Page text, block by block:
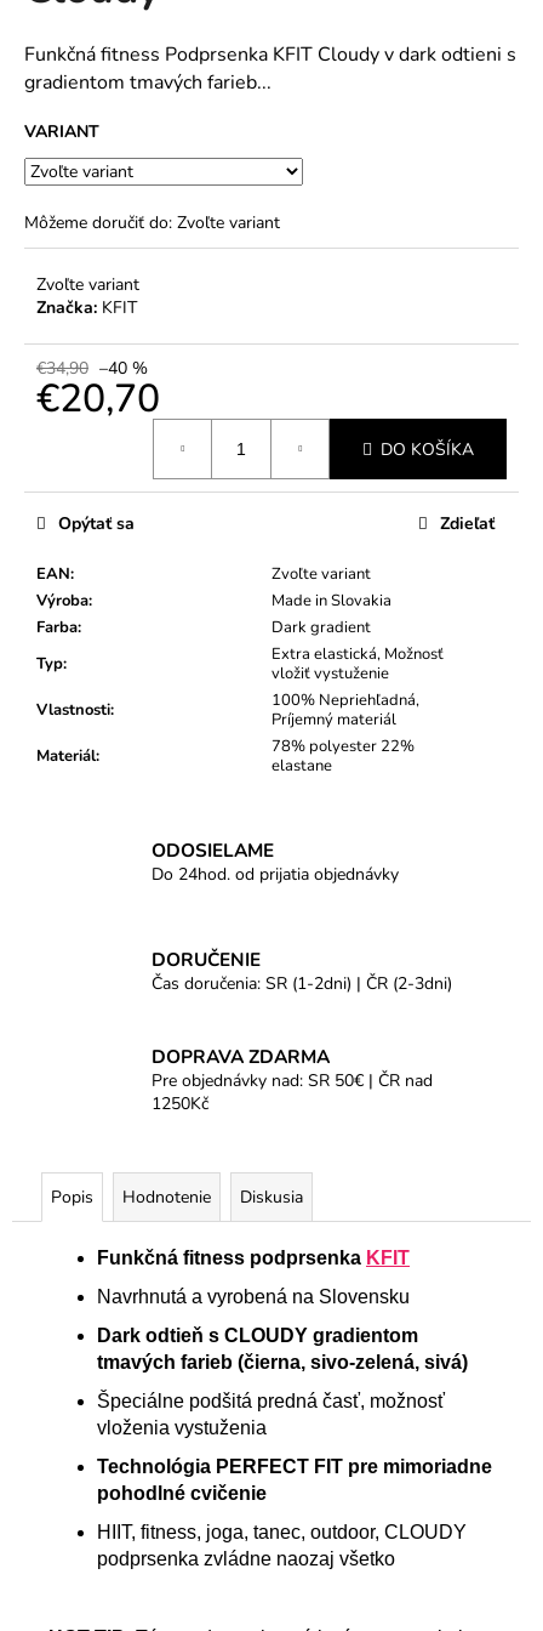
hviezdičiek.
Funkčná fitness Podprsenka KFIT Cloudy vdark odtieni s
gradientom tmavých farieb...
VARIANT
Môžeme doručiť do: Zvoľte variant
Zvoľte variant
Značka: KFIT
€34,90 –40 %
€20,70
DO KOŠÍKA
EAN:
Zvoľte variant
Výroba:
Made in Slovakia
Farba:
Dark gradient
Typ:
Extra elastická, Možnosť
vložiť vystuženie
Vlastnosti:
100% Nepriehľadná,
Príjemný materiál
Materiál:
78% polyester 22%
elastane
Opýtať sa Zdieľať
ODOSIELAME
Do 24hod. od prijatia objednávky
DORUČENIE
Čas doručenia: SR (1-2dni) | ČR (2-3dni)
DOPRAVA ZDARMA
Pre objednávky nad: SR 50€ | ČR nad
1250Kč
Popis Hodnotenie Diskusia
Funkčná fitness podprsenka KFIT
Navrhnutá a vyrobená na Slovensku
Dark odtieň s CLOUDY gradientom
tmavých farieb (čierna, sivo-zelená, sivá)
Špeciálne podšitá predná časť, možnosť
vloženia vystuženia
Technológia PERFECT FIT pre mimoriadne
pohodlné cvičenie
HIIT, fitness, joga, tanec, outdoor, CLOUDY
podprsenka zvládne naozaj všetko
m
e